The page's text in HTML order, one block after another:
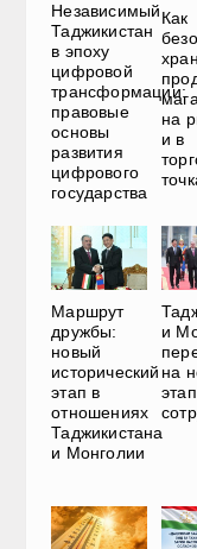
Независимый
Таджикистан
в эпоху
цифровой
трансформации:
правовые
основы
развития
цифрового
государства
Как
на
и в
Маршрут
дружбы:
новый
исторический
этап в
отношениях
Таджикистана
и Монголии
и
на
этап